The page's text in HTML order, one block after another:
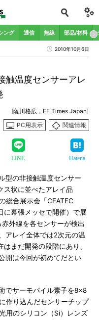
ング 通信 無線 部品/材料
2010年10月6日
触温度センサーアレ
[薩川格広，EE Times Japan]
PC用表示
関連情報
LINE Hatena
型の非接触温度センサー
ス状に並べたアレイ品
総合展示会「CEATEC
に幕張メッセで開催）で展
外線を各センサーが検出
アレイ全体では2次元の温
まだ開発の段階にあり、
開は今回が初めてだとい
でサーモパイル素子を8×8
作り込んだセンサーチップ
用のシリコン（Si）レンズ